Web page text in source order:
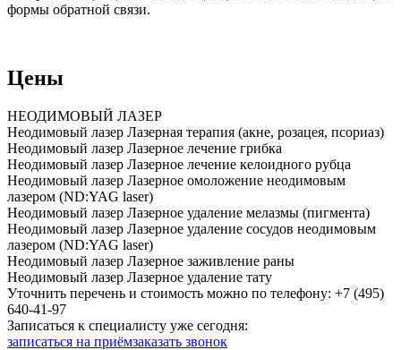
формы обратной связи.
Цены
НЕОДИМОВЫЙ ЛАЗЕР
Неодимовый лазер Лазерная терапия (акне, розацея, псориаз)
Неодимовый лазер Лазерное лечение грибка
Неодимовый лазер Лазерное лечение келоидного рубца
Неодимовый лазер Лазерное омоложение неодимовым
лазером (ND:YAG laser)
Неодимовый лазер Лазерное удаление мелазмы (пигмента)
Неодимовый лазер Лазерное удаление сосудов неодимовым
лазером (ND:YAG laser)
Неодимовый лазер Лазерное заживление раны
Неодимовый лазер Лазерное удаление тату
Уточнить перечень и стоимость можно по телефону: +7 (495)
640-41-97
Записаться к специалисту уже сегодня:
записаться на приёмзаказать звонок